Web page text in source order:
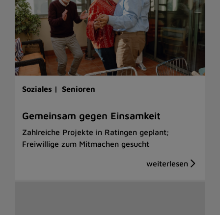
Soziales | Senioren
Gemeinsam gegen Einsamkeit
Zahlreiche Projekte in Ratingen geplant;
Freiwillige zum Mitmachen gesucht